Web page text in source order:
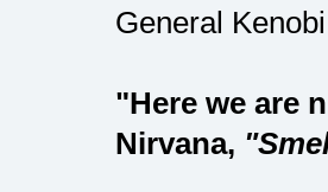
General Kenobi
"Here we are
Nirvana,